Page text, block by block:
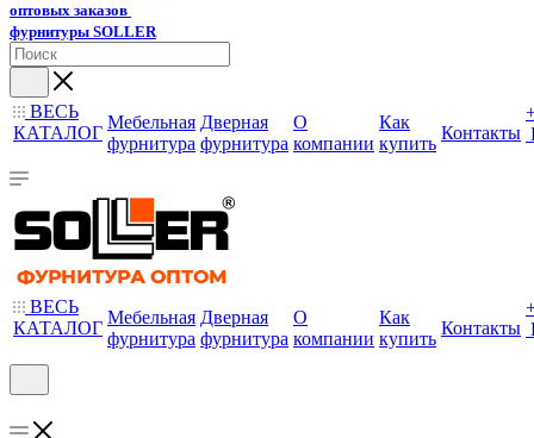
оптовых заказов
фурнитуры SOLLER
ВЕСЬ
КАТАЛОГ
Мебельная
фурнитура
Дверная
фурнитура
О
компании
Как
купить
Контакты
ВЕСЬ
КАТАЛОГ
Мебельная
фурнитура
Дверная
фурнитура
О
компании
Как
купить
Контакты